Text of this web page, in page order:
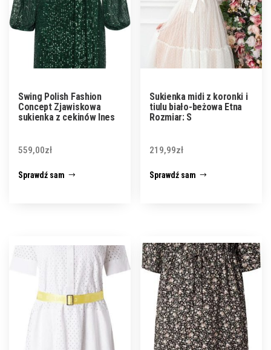
Swing Polish Fashion
Concept Zjawiskowa
sukienka z cekinów Ines
559,00zł
Sprawdź sam
Sukienka midi z koronki i
tiulu biało-beżowa Etna
Rozmiar: S
219,99zł
Sprawdź sam